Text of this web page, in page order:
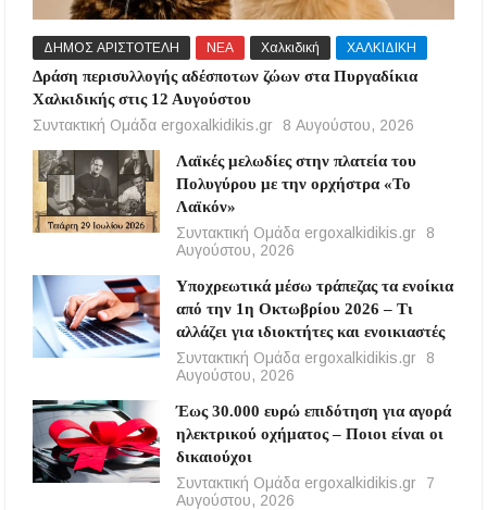
ΔΗΜΟΣ ΑΡΙΣΤΟΤΕΛΗ ΝΕΑ Χαλκιδική ΧΑΛΚΙΔΙΚΗ
Δράση περισυλλογής αδέσποτων ζώων στα Πυργαδίκια
Χαλκιδικής στις 12 Αυγούστου
Συντακτική Ομάδα ergoxalkidikis.gr
8 Αυγούστου, 2026
Λαϊκές μελωδίες στην πλατεία του
Πολυγύρου με την ορχήστρα «Το
Λαϊκόν»
Συντακτική Ομάδα ergoxalkidikis.gr
8
Αυγούστου, 2026
Υποχρεωτικά μέσω τράπεζας τα ενοίκια
από την 1η Οκτωβρίου 2026 – Τι
αλλάζει για ιδιοκτήτες και ενοικιαστές
Συντακτική Ομάδα ergoxalkidikis.gr
8
Αυγούστου, 2026
Έως 30.000 ευρώ επιδότηση για αγορά
ηλεκτρικού οχήματος – Ποιοι είναι οι
δικαιούχοι
Συντακτική Ομάδα ergoxalkidikis.gr
7
Αυγούστου, 2026